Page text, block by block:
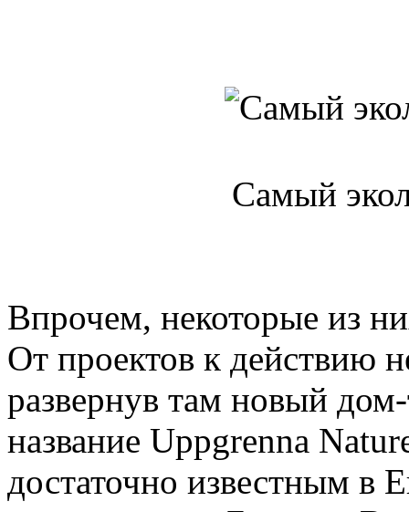
Самый
Впрочем, некоторые из
От проектов к действию
развернув там новый
название Uppgrenna
достаточно известным в